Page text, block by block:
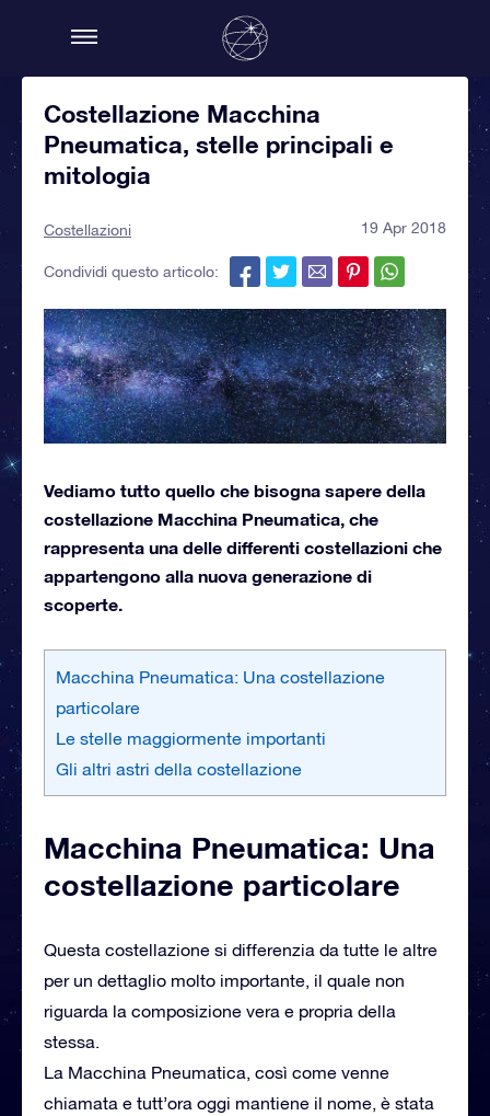
Costellazione Macchina
Pneumatica, stelle principali e
mitologia
Costellazioni 19 Apr 2018
Condividi questo articolo:
Vediamo tutto quello che bisogna sapere della
costellazione Macchina Pneumatica, che
rappresenta una delle differenti costellazioni che
appartengono alla nuova generazione di
scoperte.
Macchina Pneumatica: Una costellazione
particolare
Le stelle maggiormente importanti
Gli altri astri della costellazione
Macchina Pneumatica: Una
costellazione particolare
Questa costellazione si differenzia da tutte le altre
per un dettaglio molto importante, il quale non
riguarda la composizione vera e propria della
stessa.
La Macchina Pneumatica, così come venne
chiamata e tutt’ora oggi mantiene il nome, è stata